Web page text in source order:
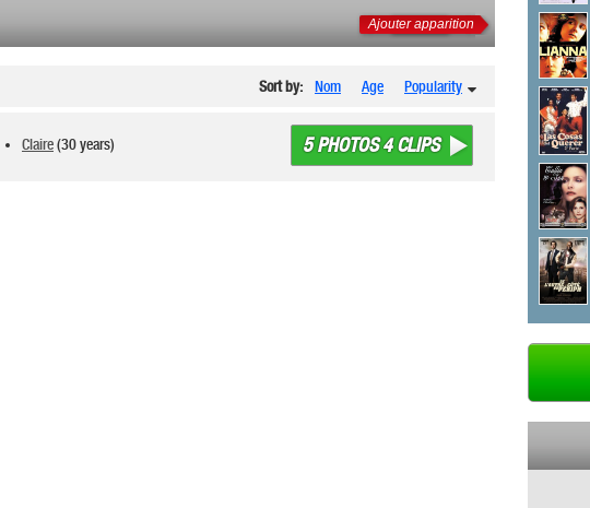
Ajouter apparition
Sort by: Nom Age Popularity
Claire(30 years) 5 PHOTOS 4 CLIPS